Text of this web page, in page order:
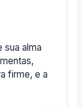
sua alma
firme, e a